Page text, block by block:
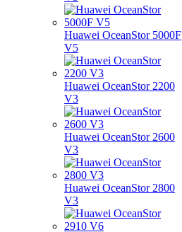
Huawei OceanStor 5000F
V5
Huawei OceanStor 2200
V3
Huawei OceanStor 2600
V3
Huawei OceanStor 2800
V3